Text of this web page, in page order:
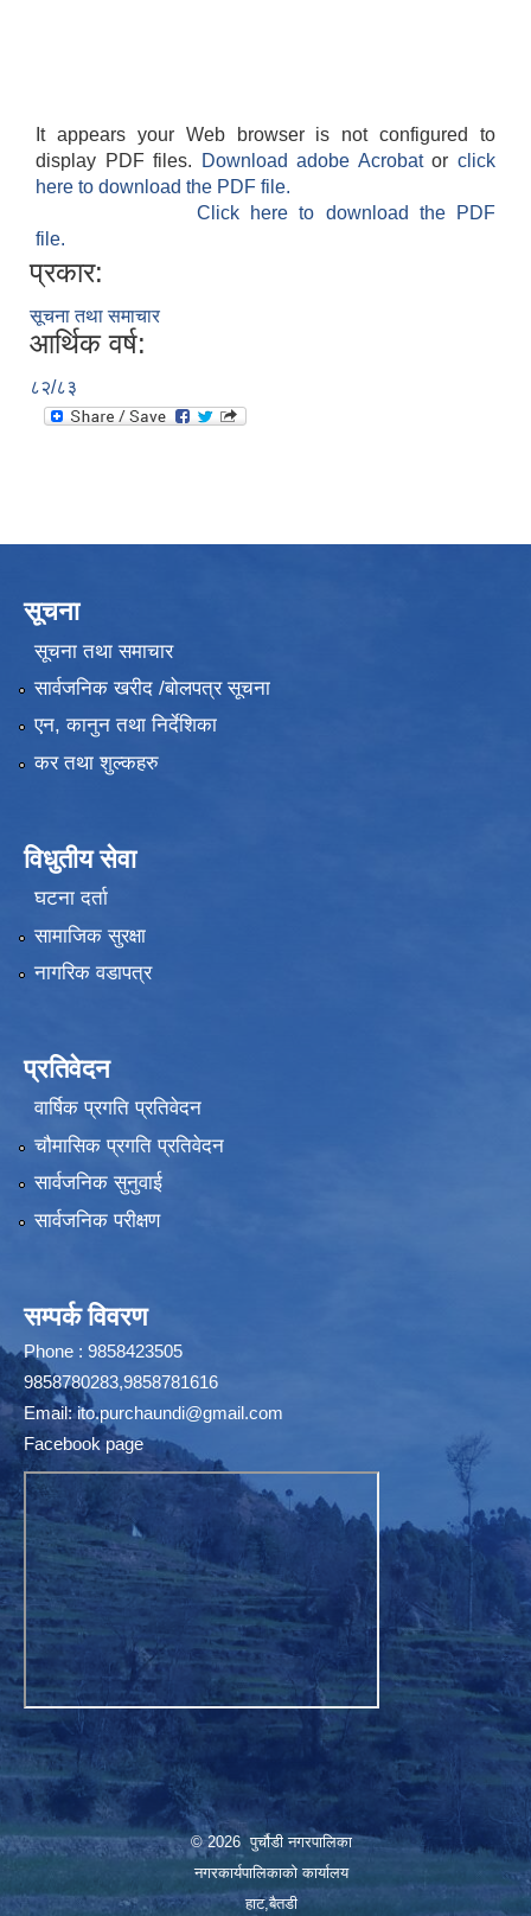
It appears your Web browser is not configured to
display PDF files.
Download adobe Acrobatorclick
here to download the PDF file.
Click here to download the PDF
file.
प्रकार:
सूचना तथा समाचार
आर्थिक वर्ष:
८२/८३
सूचना
सूचना तथा समाचार
सार्वजनिक खरीद /बोलपत्र सूचना
एन, कानुन तथा निर्देशिका
कर तथा शुल्कहरु
विधुतीय सेवा
घटना दर्ता
सामाजिक सुरक्षा
नागरिक वडापत्र
प्रतिवेदन
वार्षिक प्रगति प्रतिवेदन
चौमासिक प्रगति प्रतिवेदन
सार्वजनिक सुनुवाई
सार्वजनिक परीक्षण
सम्पर्क विवरण
Phone : 9858423505
9858780283,9858781616
Email:ito.purchaundi@gmail.com
Facebook page
© 2026 पुर्चौडी नगरपालिका
नगरकार्यपालिकाकाे कार्यालय
हाट,बैतडी